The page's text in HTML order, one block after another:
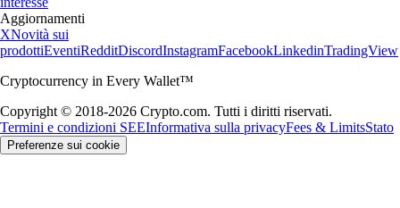
Aggiornamenti
XNovità sui
prodottiEventiRedditDiscordInstagramFacebookLinkedinTradingView
Cryptocurrency in Every Wallet™
Copyright © 2018-2026 Crypto.com. Tutti i diritti riservati.
Termini e condizioni SEEInformativa sulla privacyFees & LimitsStato
Preferenze sui cookie